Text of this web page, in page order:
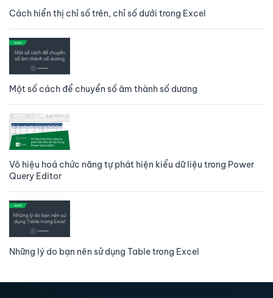
Cách hiển thị chỉ số trên, chỉ số dưới trong Excel
Một số cách để chuyển số âm thành số dương
Vô hiệu hoá chức năng tự phát hiện kiểu dữ liệu trong Power
Query Editor
Những lý do bạn nên sử dụng Table trong Excel